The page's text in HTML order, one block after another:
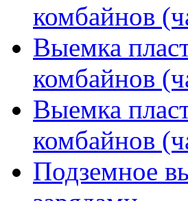
комбайнов
Выемка
комбайнов
Выемка
комбайнов
Подземное